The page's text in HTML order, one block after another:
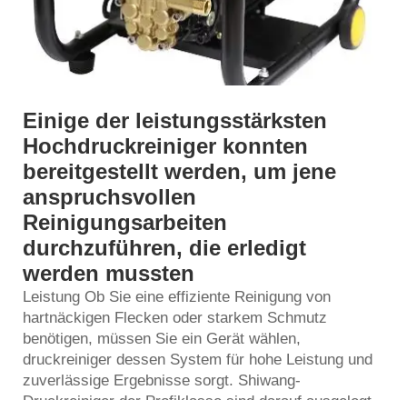
Einige der leistungsstärksten
Hochdruckreiniger konnten
bereitgestellt werden, um jene
anspruchsvollen
Reinigungsarbeiten
durchzuführen, die erledigt
werden mussten
Leistung Ob Sie eine effiziente Reinigung von
hartnäckigen Flecken oder starkem Schmutz
benötigen, müssen Sie ein Gerät wählen,
druckreiniger dessen System für hohe Leistung und
zuverlässige Ergebnisse sorgt. Shiwang-